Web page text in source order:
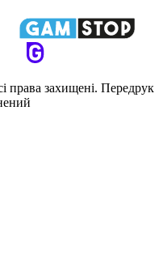
права захищенi. Передрук